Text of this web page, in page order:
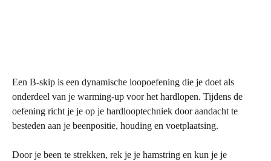
Een B-skip is een dynamische loopoefening die je doet als
onderdeel van je warming-up voor het hardlopen. Tijdens de
oefening richt je je op je hardlooptechniek door aandacht te
besteden aan je beenpositie, houding en voetplaatsing.
Door je been te strekken, rek je je hamstring en kun je je